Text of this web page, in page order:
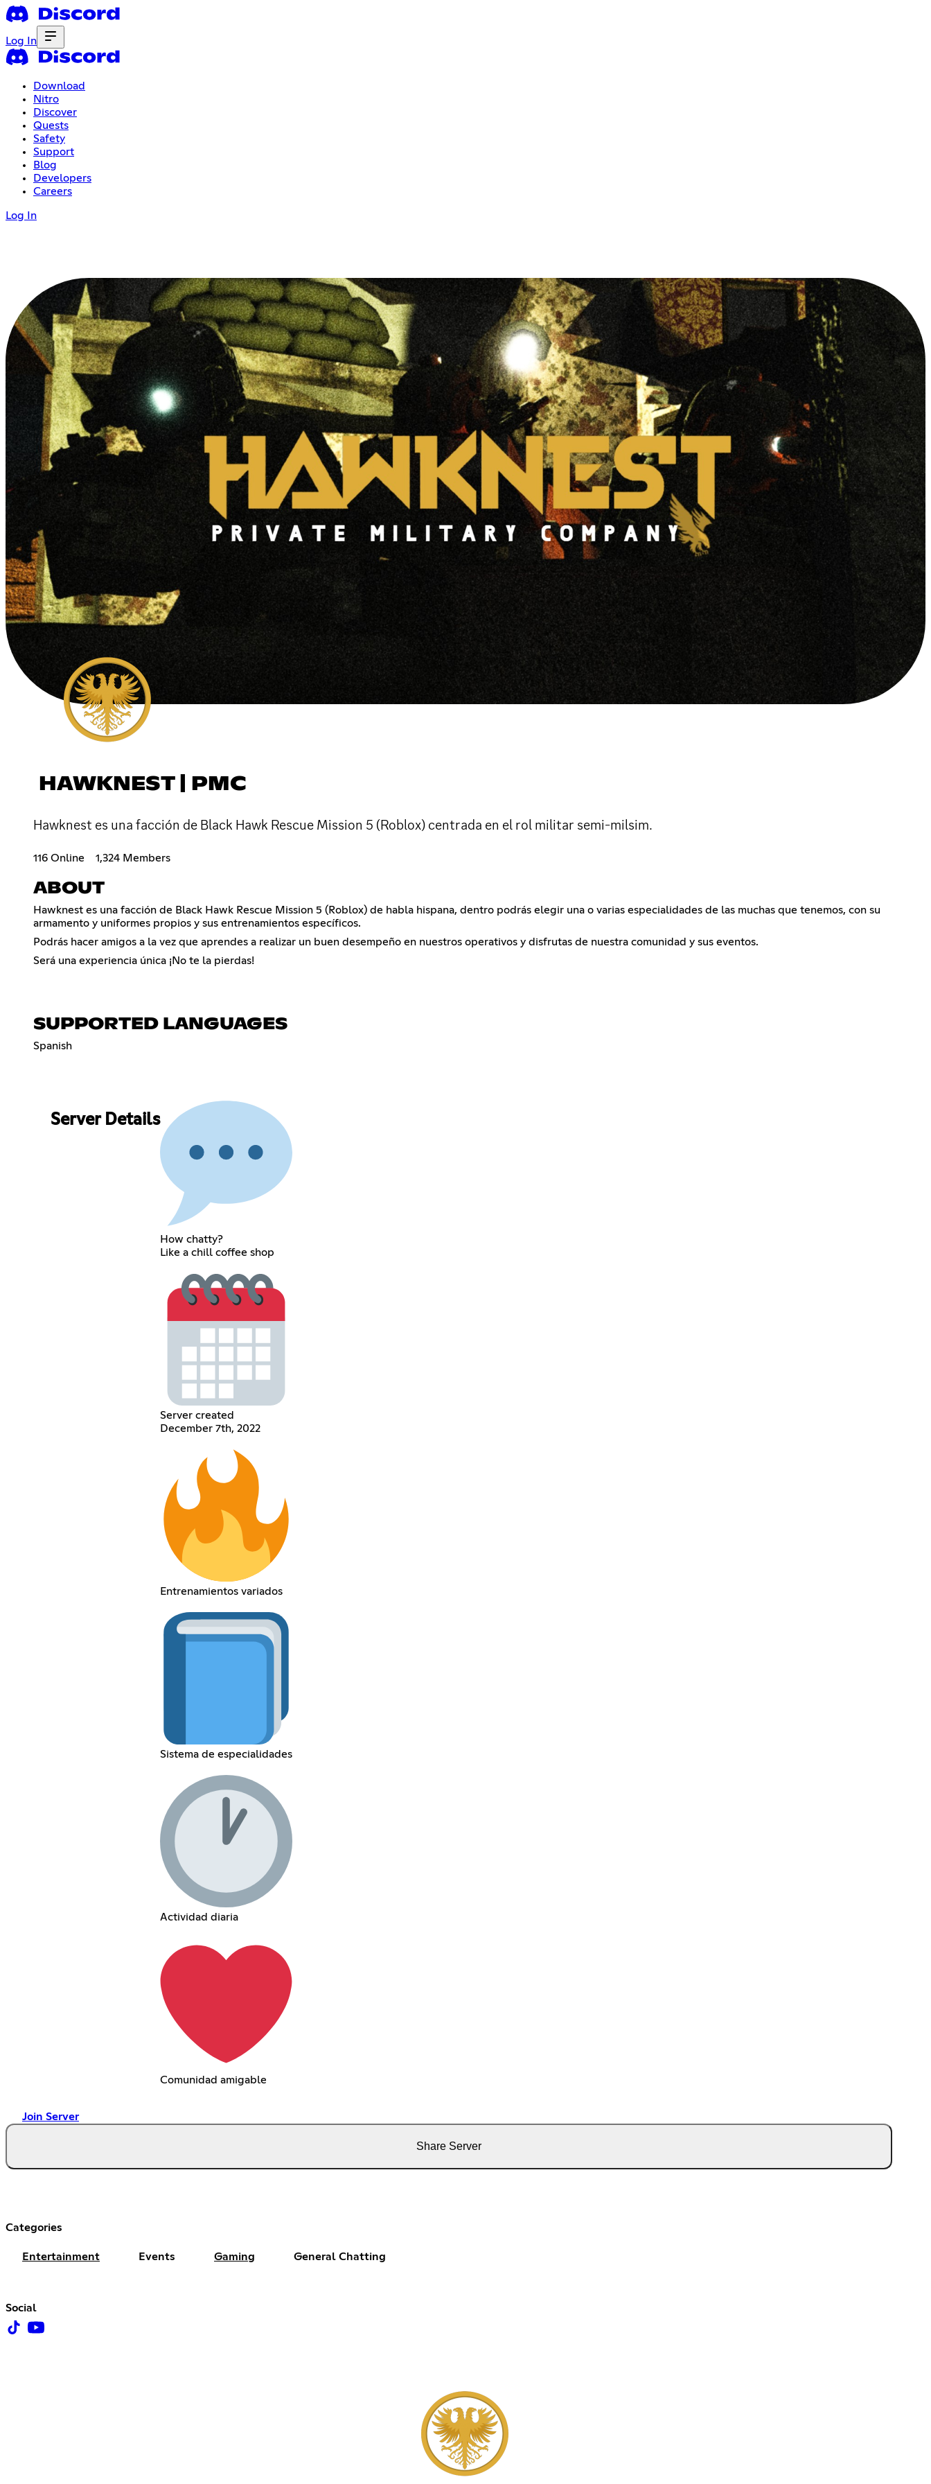
Log In
Download
Nitro
Discover
Quests
Safety
Support
Blog
Developers
Careers
Log In
HAWKNEST | PMC
Hawknest es una facción de Black Hawk Rescue Mission 5 (Roblox) centrada en el rol militar semi-milsim.
116 Online 1,324 Members
ABOUT
Hawknest es una facción de Black Hawk Rescue Mission 5 (Roblox) de habla hispana, dentro podrás elegir una o varias especialidades de las muchas que tenemos, con su
armamento y uniformes propios y sus entrenamientos específicos.
Podrás hacer amigos a la vez que aprendes a realizar un buen desempeño en nuestros operativos y disfrutas de nuestra comunidad y sus eventos.
Será una experiencia única ¡No te la pierdas!
SUPPORTED LANGUAGES
Spanish
Server Details
How chatty?
Like a chill coffee shop
Server created
December 7th, 2022
Entrenamientos variados
Sistema de especialidades
Actividad diaria
Comunidad amigable
Join Server
Share Server
Categories
Entertainment Events Gaming General Chatting
Social